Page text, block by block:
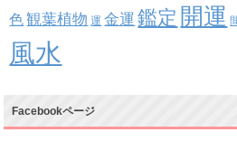
色 観葉植物 運 金運 鑑定 開運
風水
Facebookページ